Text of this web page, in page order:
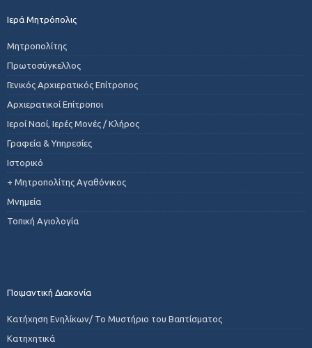
Ιερά Μητρόπολις
Μητροπολίτης
Πρωτοσύγκελλος
Γενικός Αρχιερατικός Επίτροπος
Αρχιερατικοί Επίτροποι
Ιεροί Ναοί, Ιερές Μονές / Κλήρος
Γραφεία & Υπηρεσίες
Ιστορικό
+ Μητροπολίτης Αγαθόνικος
Μνημεία
Τοπική Αγιολογία
Ποιμαντική Διακονία
Κατήχηση Ενηλίκων/ Το Μυστήριο του Βαπτίσματος
Κατηχητικά